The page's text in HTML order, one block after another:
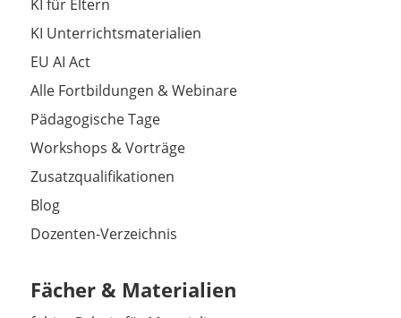
KI für Eltern
KI Unterrichtsmaterialien
EU AI Act
Alle Fortbildungen & Webinare
Pädagogische Tage
Workshops & Vorträge
Zusatzqualifikationen
Blog
Dozenten-Verzeichnis
Fächer & Materialien